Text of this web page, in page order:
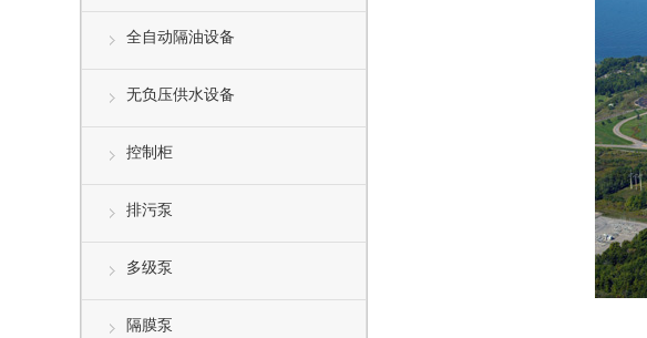
全自动隔油设备
无负压供水设备
控制柜
排污泵
多级泵
隔膜泵